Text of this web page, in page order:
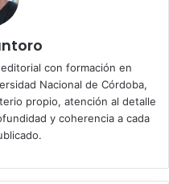
con formación en
Nacional de Córdoba,
propio, atención al detalle
y coherencia a cada